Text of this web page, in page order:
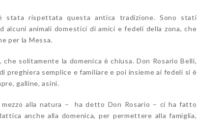
stata rispettata questa antica tradizione. Sono stati
animali domestici di amici e fedeli della zona, che
per la Messa.
solitamente la domenica è chiusa. Don Rosario Belli,
semplice e familiare e poi insieme ai fedeli si è
galline, asini.
alla natura – ha detto Don Rosario – ci ha fatto
anche alla domenica, per permettere alla famiglia,